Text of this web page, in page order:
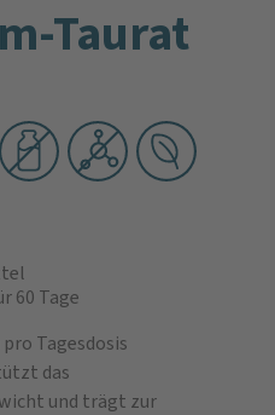
Taurat
60 Tage
Tagesdosis
das
und trägt zur